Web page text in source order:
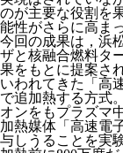
のが主要な役割を
能性がさらに高ま
今回の成果は，浜
ザと核融合燃料タ
果をもとに提案さ
いわれてきた「高
で追加熱する方式
オンをもプラズマ
加熱媒体「高速電
与しうることを実